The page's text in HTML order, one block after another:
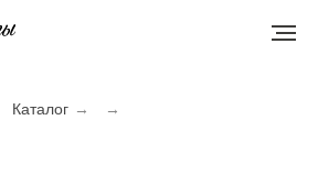
Каталог → →